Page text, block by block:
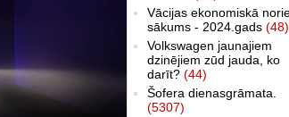
Vācijas ekonomiskā
sākums - 2024.gads (48)
Volkswagen jaunajiem
dzinējiem zūd jauda, ko
darīt? (44)
Šofera dienasgrāmata.
(5307)